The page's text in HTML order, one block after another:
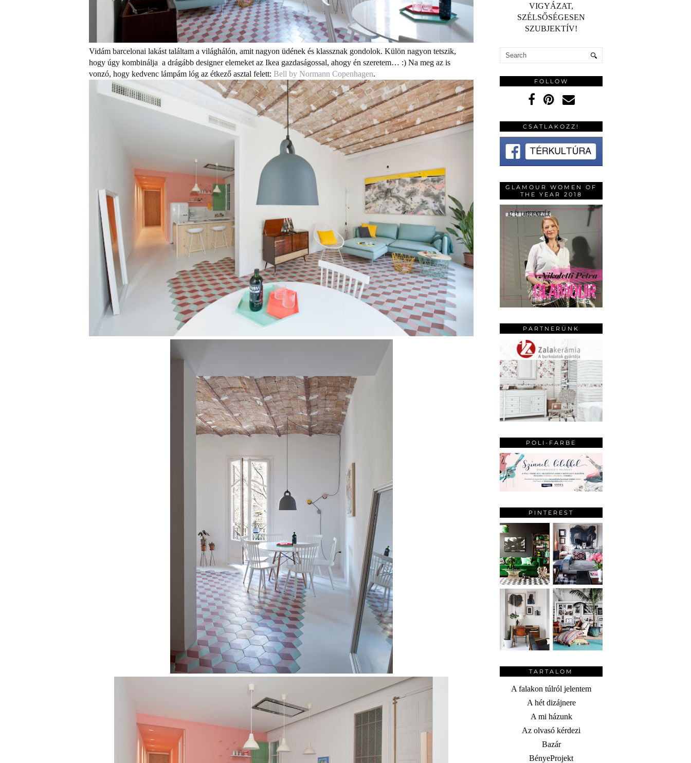
Vidám barcelonai lakást találtam a világhálón, amit nagyon üdének és klassznak gondolok. Külön nagyon tetszik,
hogy úgy kombinálja a drágább designer elemeket az Ikea gazdaságossal, ahogy én szeretem… :) Na meg az is
vonzó, hogy kedvenc lámpám lóg az étkező asztal felett: Bell by Normann Copenhagen.
VIGYÁZAT,
SZÉLSŐSÉGESEN
SZUBJEKTÍV!
FOLLOW
CSATLAKOZZ!
GLAMOUR WOMEN OF
THE YEAR 2018
PARTNERÜNK
POLI-FARBE
PINTEREST
TARTALOM
A falakon túlról jelentem
A hét dizájnere
A mi házunk
Az olvasó kérdezi
Bazár
BényeProjekt